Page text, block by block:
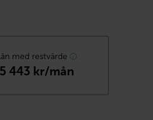
med restvärde
5 443 kr/mån